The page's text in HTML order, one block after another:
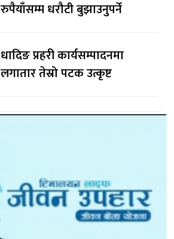
रुपैयाँसम्म धरौटी बुझाउनुपर्ने
धादिङ प्रहरी कार्यसम्पादनमा
लगातार तेस्रो पटक उत्कृष्ट